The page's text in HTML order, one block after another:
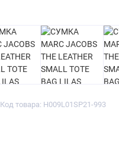
Код товара: H009L01SP21-993